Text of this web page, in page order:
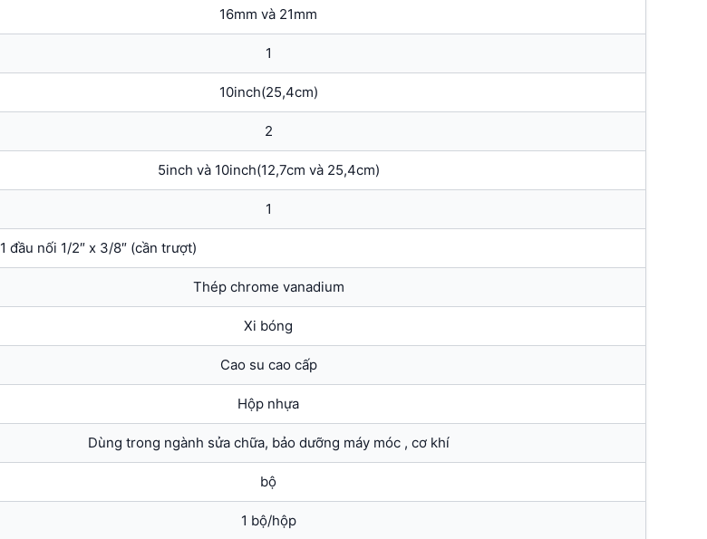
16mm và 21mm
1
10inch(25,4cm)
2
5inch và 10inch(12,7cm và 25,4cm)
1
1 đầu nối 1/2″ x 3/8″ (cần trượt)
Thép chrome vanadium
Xi bóng
Cao su cao cấp
Hộp nhựa
Dùng trong ngành sửa chữa, bảo dưỡng máy móc , cơ khí
bộ
1 bộ/hộp